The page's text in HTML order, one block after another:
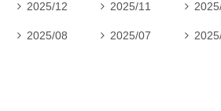
 2025/12  2025/11 
 2025/08  2025/07 